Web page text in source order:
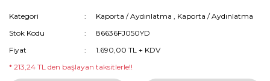
Kategori Kaporta / Aydınlatma , Kaporta / Aydınlatma
Stok Kodu
86636FJ050YD
Fiyat
1.690,00 TL + KDV
* 213,24 TL den başlayan taksitlerle!!